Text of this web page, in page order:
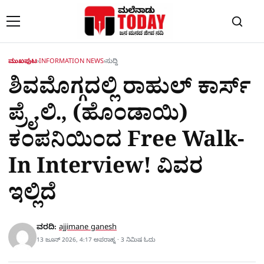
ಮುಖಪುಟ›INFORMATION NEWS›ಸುದ್ದಿ
ಶಿವಮೊಗ್ಗದಲ್ಲಿ ರಾಹುಲ್ ಕಾರ್ಸ್
ಪ್ರೈ.ಲಿ., (ಹೊಂಡಾಯಿ)
ಕಂಪನಿಯಿಂದ Free Walk-
In Interview! ವಿವರ
ಇಲ್ಲಿದೆ
ವರದಿ: ajjimane ganesh
13 ಜೂನ್ 2026, 4:17 ಅಪರಾಹ್ನ · 3 ನಿಮಿಷ ಓದು